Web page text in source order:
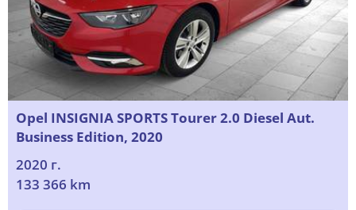
Opel INSIGNIA SPORTS Tourer 2.0 Diesel Aut.
Business Edition, 2020
2020 г.
133 366 km